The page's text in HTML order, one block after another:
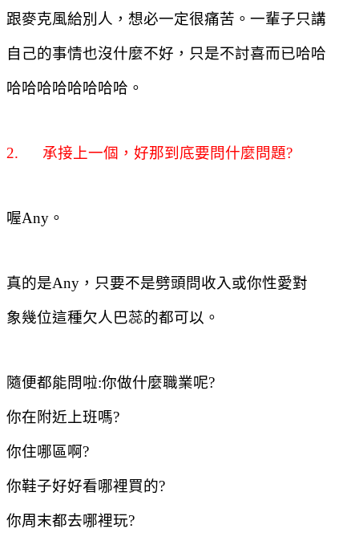
跟麥克風給別人，想必一定很痛苦。一輩子只講
自己的事情也沒什麼不好，只是不討喜而已哈哈
哈哈哈哈哈哈哈哈。
2. 承接上一個，好那到底要問什麼問題?
喔Any 。
真的是Any ，只要不是劈頭問收入或你性愛對
象幾位這種欠人巴蕊的都可以。
隨便都能問啦:你做什麼職業呢?
你在附近上班嗎?
你住哪區啊?
你鞋子好好看哪裡買的?
你周末都去哪裡玩?